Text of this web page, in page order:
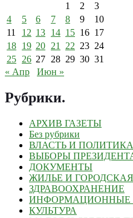
1
2
3
4
5 6 7 8 9
10
11
12 13 14 15 16 17
18 19 20 21 22 23 24
25 26 27 28 29 30 31
« Апр
Июн »
Рубрики.
АРХИВ ГАЗЕТЫ
Без рубрики
ВЛАСТЬ И ПОЛИТИКА
ВЫБОРЫ
ДОКУМЕНТЫ
ЖИЛЬЕ И
ЗДРАВООХРАНЕНИЕ
ИНФОРМАЦИОННЫЕ
КУЛЬТУРА